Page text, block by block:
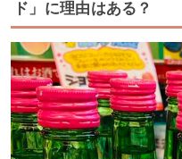
ド」に理由はある？